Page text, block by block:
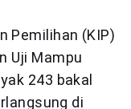
Pemilihan (KIP)
Uji Mampu
243 bakal
di